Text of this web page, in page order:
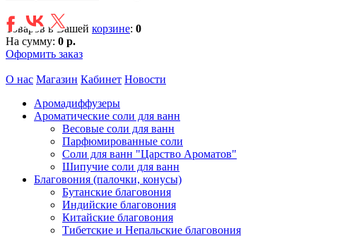
Товаров в Вашей корзине: 0
На сумму: 0 р.
Оформить заказ
О нас Магазин Кабинет Новости
Аромадиффузеры
Ароматические соли для ванн
Весовые соли для ванн
Парфюмированные соли
Соли для ванн "Царство Ароматов"
Шипучие соли для ванн
Благовония (палочки, конусы)
Бутанские благовония
Индийские благовония
Китайские благовония
Тибетские и Непальские благовония